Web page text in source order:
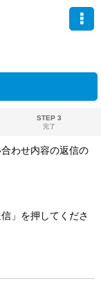
STEP 3
完了
わせ内容の返信の
」を押してくださ